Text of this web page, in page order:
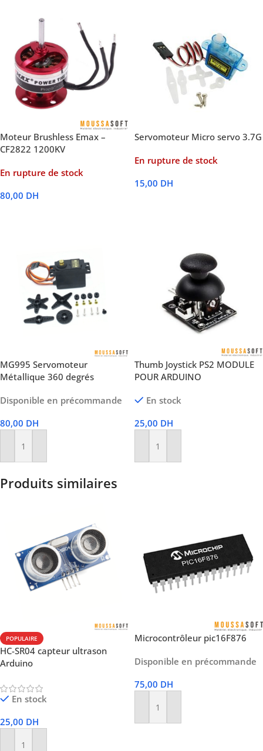
Moteur Brushless Emax –
CF2822 1200KV
En rupture de stock
80,00 DH
Servomoteur Micro servo 3.7G
En rupture de stock
15,00 DH
MG995 Servomoteur
Métallique 360 ​​degrés
Disponible en précommande
80,00 DH
Ajouter Au Panier
Thumb Joystick PS2 MODULE
POUR ARDUINO
En stock
25,00 DH
Ajouter Au Panier
Produits similaires
POPULAIRE
HC-SR04 capteur ultrason
Arduino
En stock
25,00 DH
Microcontrôleur pic16F876
Disponible en précommande
75,00 DH
Ajouter Au Panier